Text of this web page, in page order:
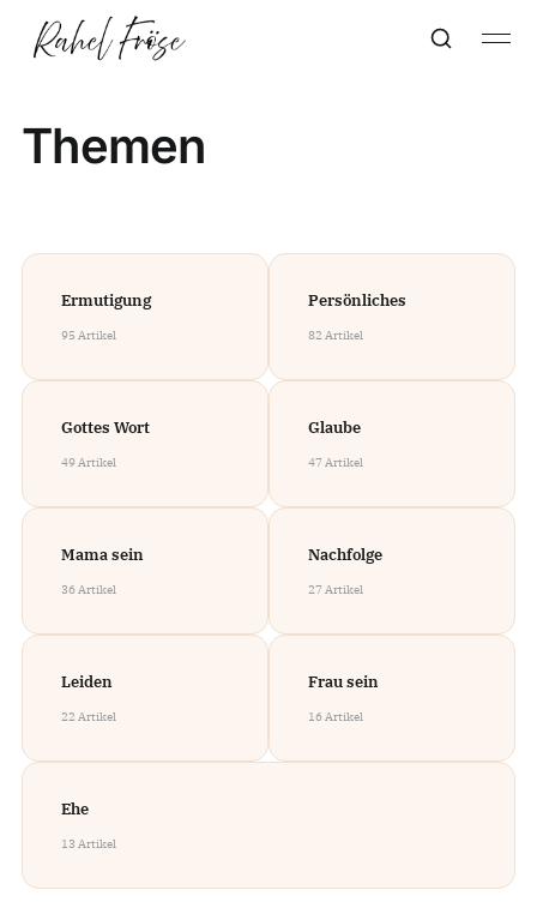
Themen
Ermutigung
95 Artikel
Persönliches
82 Artikel
Gottes Wort
49 Artikel
Glaube
47 Artikel
Mama sein
36 Artikel
Nachfolge
27 Artikel
Leiden
22 Artikel
Frau sein
16 Artikel
Ehe
13 Artikel